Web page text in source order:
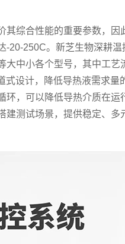
综合性能的重要参数，因
-20-250C。新芝生物深耕
大中小各个型号，其中工艺
设计，降低导热液需求量
环，可以降低导热介质在运
建测试场景，提供稳定、多